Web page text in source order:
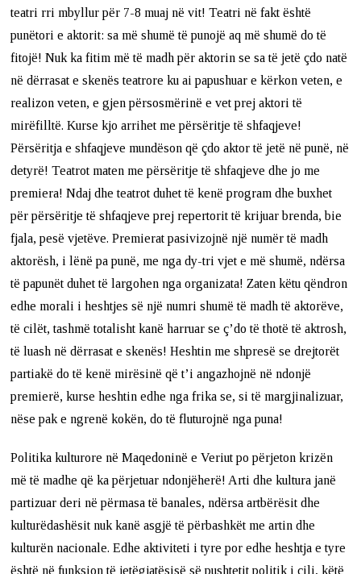
teatri rri mbyllur për 7-8 muaj në vit! Teatri në fakt është
punëtori e aktorit: sa më shumë të punojë aq më shumë do të
fitojë! Nuk ka fitim më të madh për aktorin se sa të jetë çdo natë
në dërrasat e skenës teatrore ku ai papushuar e kërkon veten, e
realizon veten, e gjen përsosmërinë e vet prej aktori të
mirëfilltë. Kurse kjo arrihet me përsëritje të shfaqjeve!
Përsëritja e shfaqjeve mundëson që çdo aktor të jetë në punë, në
detyrë! Teatrot maten me përsëritje të shfaqjeve dhe jo me
premiera! Ndaj dhe teatrot duhet të kenë program dhe buxhet
për përsëritje të shfaqjeve prej repertorit të krijuar brenda, bie
fjala, pesë vjetëve. Premierat pasivizojnë një numër të madh
aktorësh, i lënë pa punë, me nga dy-tri vjet e më shumë, ndërsa
të papunët duhet të largohen nga organizata! Zaten këtu qëndron
edhe morali i heshtjes së një numri shumë të madh të aktorëve,
të cilët, tashmë totalisht kanë harruar se ç’do të thotë të aktrosh,
të luash në dërrasat e skenës! Heshtin me shpresë se drejtorët
partiakë do të kenë mirësinë që t’i angazhojnë në ndonjë
premierë, kurse heshtin edhe nga frika se, si të margjinalizuar,
nëse pak e ngrenë kokën, do të fluturojnë nga puna!
Politika kulturore në Maqedoninë e Veriut po përjeton krizën
më të madhe që ka përjetuar ndonjëherë! Arti dhe kultura janë
partizuar deri në përmasa të banales, ndërsa artbërësit dhe
kulturëdashësit nuk kanë asgjë të përbashkët me artin dhe
kulturën nacionale. Edhe aktiviteti i tyre por edhe heshtja e tyre
është në funksion të jetëgjatësisë së pushtetit politik i cili, këtë